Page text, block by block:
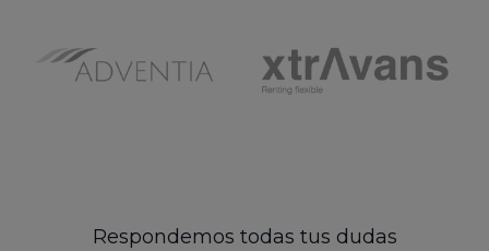
Respondemos todas tus dudas